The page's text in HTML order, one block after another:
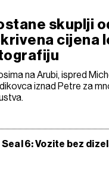
skuplji
cijena
na Arubi, ispred
iznad Petre za
6: Vozite bez